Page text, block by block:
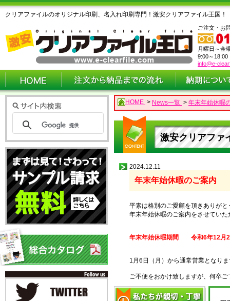
クリアファイルのオリジナル印刷、名入れ印刷専門！激安クリアファイル王国！
ご注文・お
月曜日～金
9:00～18:00
info@e-
HOME > News一覧 > 年末年始休暇
激安クリアファ
2024.12.11
年末年始休暇のご案内
平素は格別のご愛顧を頂きありがと
年末年始休暇のご案内をさせていた
年末年始休暇期間 令和6年12月
1月6日（月）から通常営業となり
ご不便をおかけ致しますが、何卒